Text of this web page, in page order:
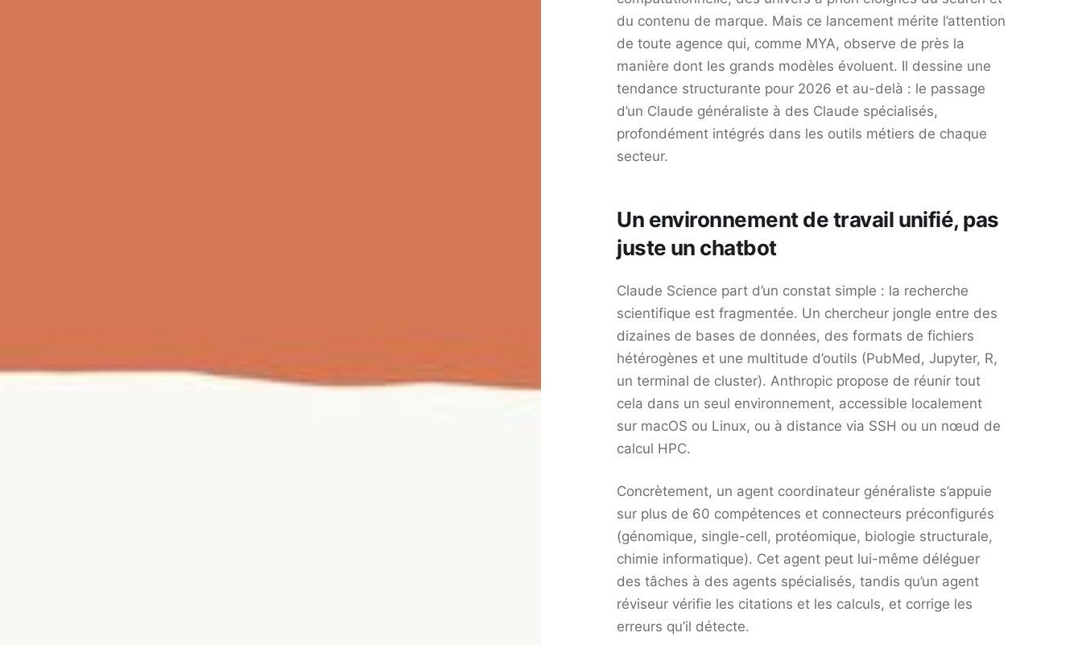
du contenu de marque. Mais ce lancement mérite l’attention
de toute agence qui, comme MYA, observe de près la
manière dont les grands modèles évoluent. Il dessine une
tendance structurante pour 2026 et au-delà : le passage
d’un Claude généraliste à des Claude spécialisés,
profondément intégrés dans les outils métiers de chaque
secteur.
Un environnement de travail unifié, pas
juste un chatbot
Claude Science part d’un constat simple : la recherche
scientifique est fragmentée. Un chercheur jongle entre des
dizaines de bases de données, des formats de fichiers
hétérogènes et une multitude d’outils (PubMed, Jupyter, R,
un terminal de cluster). Anthropic propose de réunir tout
cela dans un seul environnement, accessible localement
sur macOS ou Linux, ou à distance via SSH ou un nœud de
calcul HPC.
Concrètement, un agent coordinateur généraliste s’appuie
sur plus de 60 compétences et connecteurs préconfigurés
(génomique, single-cell, protéomique, biologie structurale,
chimie informatique). Cet agent peut lui-même déléguer
des tâches à des agents spécialisés, tandis qu’un agent
réviseur vérifie les citations et les calculs, et corrige les
erreurs qu’il détecte.